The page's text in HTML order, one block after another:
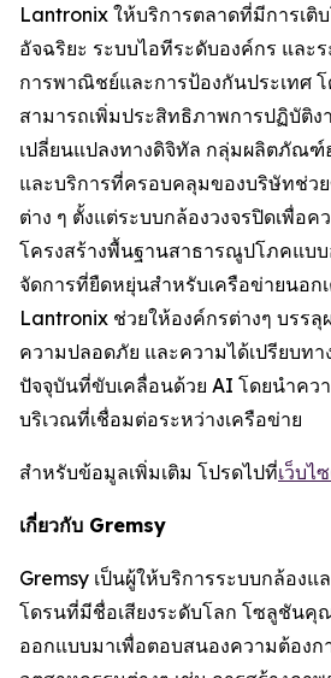
Lantronix ให้บริการตลาดที่มีการเติ
อัจฉริยะ ระบบไอทีระดับองค์กร และ
การพาณิชย์และการป้องกันประเทศ
สามารถเพิ่มประสิทธิภาพการปฏิบัติง
เปลี่ยนแปลงทางดิจิทัล กลุ่มผลิตภัณฑ์
และบริการที่ครอบคลุมของบริษัทช่ว
ต่าง ๆ ตั้งแต่ระบบกล้องวงจรปิดเพื่อ
โครงสร้างพื้นฐานสาธารณูปโภคแบบ
จัดการที่ยืดหยุ่นสำหรับเครือข่ายนอก
Lantronix ช่วยให้องค์กรต่างๆ บรร
ความปลอดภัย และความได้เปรียบท
ปัจจุบันที่ขับเคลื่อนด้วย AI โดยนำค
บริเวณที่เชื่อมต่อระหว่างเครือข่าย
สำหรับข้อมูลเพิ่มเติม โปรดไปที่เว็บไ
เกี่ยวกับ Gremsy
Gremsy เป็นผู้ให้บริการระบบกล้อง
โดรนที่มีชื่อเสียงระดับโลก โซลูชันคุ
ออกแบบมาเพื่อตอบสนองความต้องก